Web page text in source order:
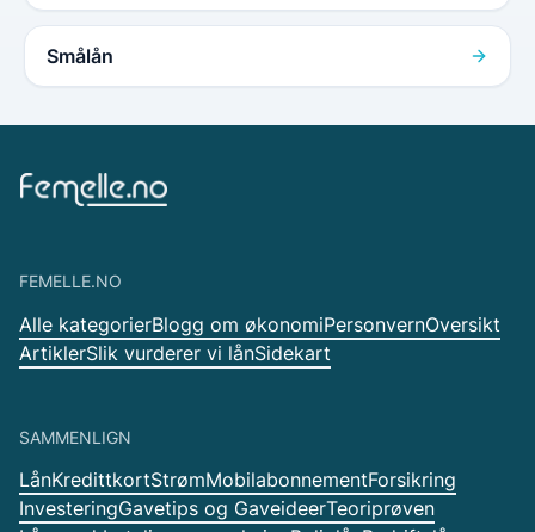
Smålån
FEMELLE.NO
Alle kategorierBlogg om økonomiPersonvernOversikt
ArtiklerSlik vurderer vi lånSidekart
SAMMENLIGN
LånKredittkortStrømMobilabonnementForsikring
InvesteringGavetips og GaveideerTeoriprøven